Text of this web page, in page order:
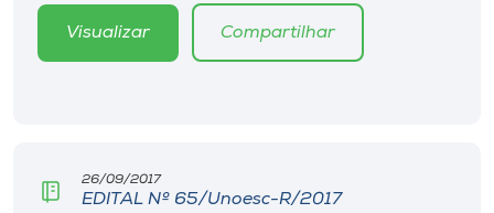
Visualizar Compartilhar
26/09/2017
EDITAL Nº 65/Unoesc-R/2017